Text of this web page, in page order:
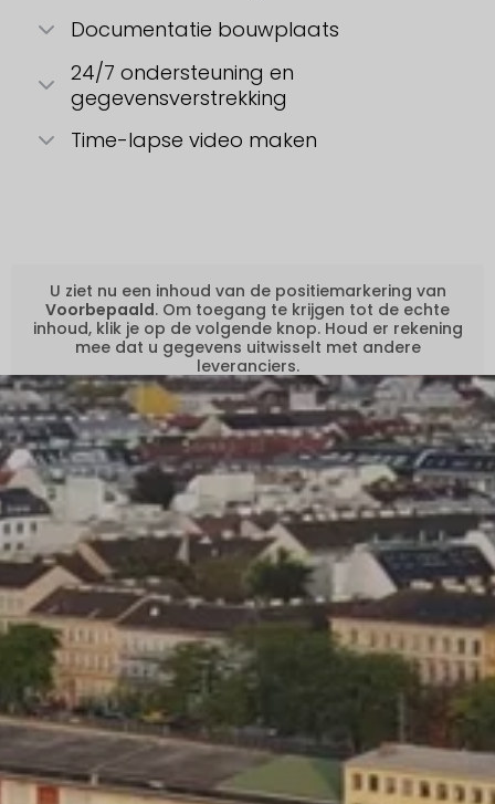
Documentatie bouwplaats
24/7 ondersteuning en
gegevensverstrekking
Time-lapse video maken
U ziet nu een inhoud van de positiemarkering van
Voorbepaald. Om toegang te krijgen tot de echte
inhoud, klik je op de volgende knop. Houd er rekening
mee dat u gegevens uitwisselt met andere
leveranciers.
Inhoud verwijderen
Meer informatie